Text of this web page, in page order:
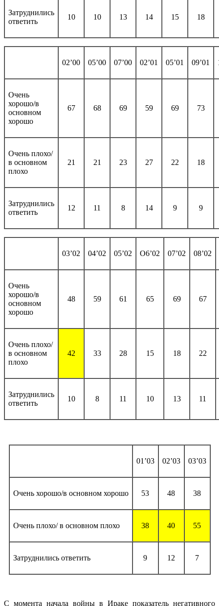
Затруднились
ответить
10 10 13 14 15 18
02’00 05’00 07’00 02’01 05’01 09’01
Очень
хорошо/в
основном
хорошо
67 68 69 59 69 73
Очень плохо/
в основном
плохо
21 21 23 27 22 18
Затруднились
ответить
12 11 8 14 9 9
03’02 04’02 05’02 O6’02 07’02 08’02
Очень
хорошо/в
основном
хорошо
48 59 61 65 69 67
Очень плохо/
в основном
плохо
42 33 28 15 18 22
Затруднились
ответить
10 8 11 10 13 11
01’03 02’03 03’03
Очень хорошо/в основном хорошо 53 48 38
Очень плохо/ в основном плохо 38 40 55
Затруднились ответить 9 12 7
С момента начала войны в Ираке показатель негативного